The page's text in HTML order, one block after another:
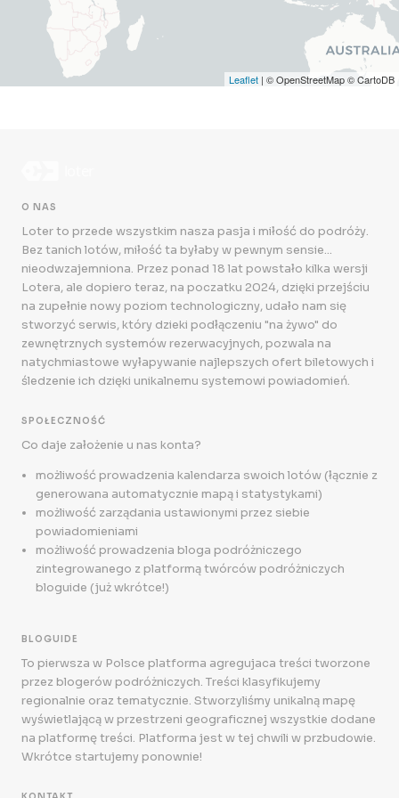
Leaflet | © OpenStreetMap © CartoDB
O NAS
Loter to przede wszystkim nasza pasja i miłość do podróży.
Bez tanich lotów, miłość ta byłaby w pewnym sensie...
nieodwzajemniona. Przez ponad 18 lat powstało kilka wersji
Lotera, ale dopiero teraz, na poczatku 2024, dzięki przejściu
na zupełnie nowy poziom technologiczny, udało nam się
stworzyć serwis, który dzieki podłączeniu "na żywo" do
zewnętrznych systemów rezerwacyjnych, pozwala na
natychmiastowe wyłapywanie najlepszych ofert biletowych i
śledzenie ich dzięki unikalnemu systemowi powiadomień.
SPOŁECZNOŚĆ
Co daje założenie u nas konta?
możliwość prowadzenia kalendarza swoich lotów (łącznie z
generowana automatycznie mapą i statystykami)
możliwość zarządania ustawionymi przez siebie
powiadomieniami
możliwość prowadzenia bloga podróżniczego
zintegrowanego z platformą twórców podróżniczych
bloguide (już wkrótce!)
BLOGUIDE
To pierwsza w Polsce platforma agregujaca treści tworzone
przez blogerów podróżniczych. Treści klasyfikujemy
regionalnie oraz tematycznie. Stworzyliśmy unikalną mapę
wyświetlającą w przestrzeni geograficznej wszystkie dodane
na platformę treści. Platforma jest w tej chwili w przbudowie.
Wkrótce startujemy ponownie!